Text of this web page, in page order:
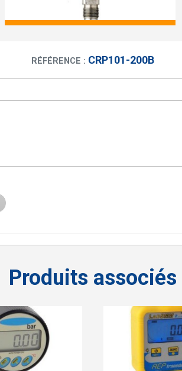
RÉFÉRENCE : CRP101-200B
produits associés